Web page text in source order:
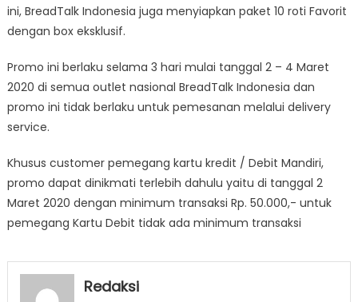
ini, BreadTalk Indonesia juga menyiapkan paket 10 roti Favorit
dengan box eksklusif.
Promo ini berlaku selama 3 hari mulai tanggal 2 – 4 Maret
2020 di semua outlet nasional BreadTalk Indonesia dan
promo ini tidak berlaku untuk pemesanan melalui delivery
service.
Khusus customer pemegang kartu kredit / Debit Mandiri,
promo dapat dinikmati terlebih dahulu yaitu di tanggal 2
Maret 2020 dengan minimum transaksi Rp. 50.000,- untuk
pemegang Kartu Debit tidak ada minimum transaksi
Redaksi